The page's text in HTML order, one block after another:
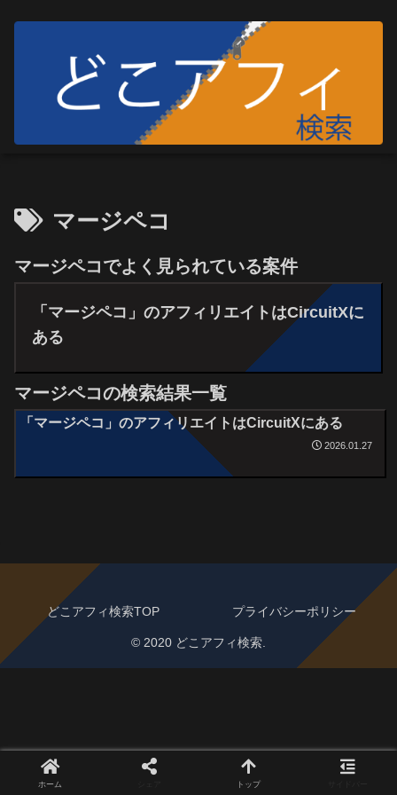
マージペコ
マージペコでよく見られている案件
「マージペコ」のアフィリエイトはCircuitXに
ある
マージペコの検索結果一覧
「マージペコ」のアフィリエイトはCircuitXにある
2026.01.27
どこアフィ検索TOP プライバシーポリシー
© 2020 どこアフィ検索.
ホーム トップ